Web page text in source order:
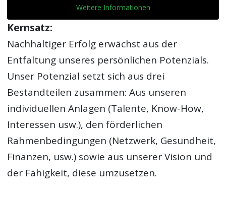
Weitere Informationen
Kernsatz:
Nachhaltiger Erfolg erwächst aus der
Entfaltung unseres persönlichen Potenzials.
Unser Potenzial setzt sich aus drei
Bestandteilen zusammen: Aus unseren
individuellen Anlagen (Talente, Know-How,
Interessen usw.), den förderlichen
Rahmenbedingungen (Netzwerk, Gesundheit,
Finanzen, usw.) sowie aus unserer Vision und
der Fähigkeit, diese umzusetzen.